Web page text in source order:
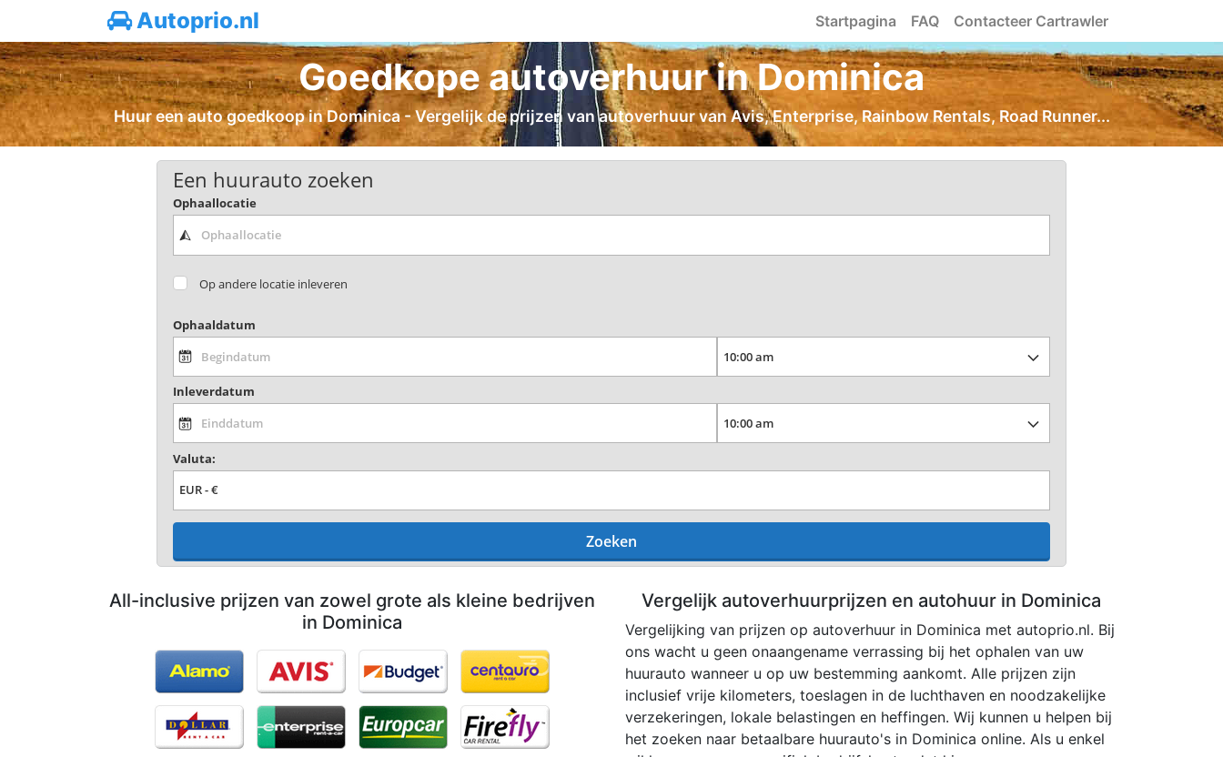
Autoprio.nl Startpagina FAQ Contacteer Cartrawler
Goedkope autoverhuur in Dominica
Huur een auto goedkoop in Dominica - Vergelijk de prijzen van autoverhuur van Avis, Enterprise, Rainbow Rentals, Road Runner...
Een huurauto zoeken
Ophaallocatie
Op andere locatie inleveren
Ophaaldatum
Inleverdatum
Valuta:
Zoeken
All-inclusive prijzen van zowel grote als kleine bedrijven
in Dominica
Vergelijk autoverhuurprijzen en autohuur in Dominica
Vergelijking van prijzen op autoverhuur in Dominica met autoprio.nl. Bij
ons wacht u geen onaangename verrassing bij het ophalen van uw
huurauto wanneer u op uw bestemming aankomt. Alle prijzen zijn
inclusief vrije kilometers, toeslagen in de luchthaven en noodzakelijke
verzekeringen, lokale belastingen en heffingen. Wij kunnen u helpen bij
het zoeken naar betaalbare huurauto's in Dominica online. Als u enkel